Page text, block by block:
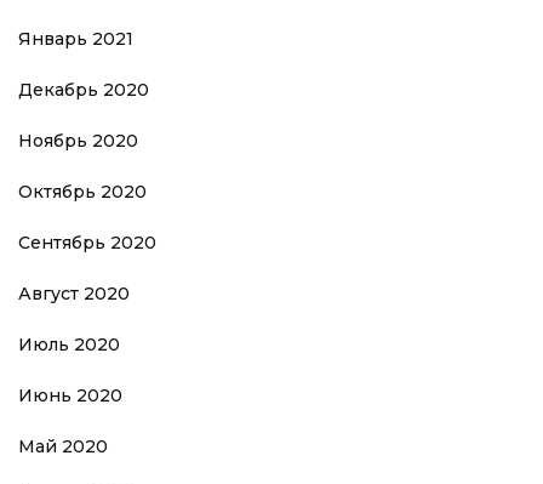
Январь 2021
Декабрь 2020
Ноябрь 2020
Октябрь 2020
Сентябрь 2020
Август 2020
Июль 2020
Июнь 2020
Май 2020